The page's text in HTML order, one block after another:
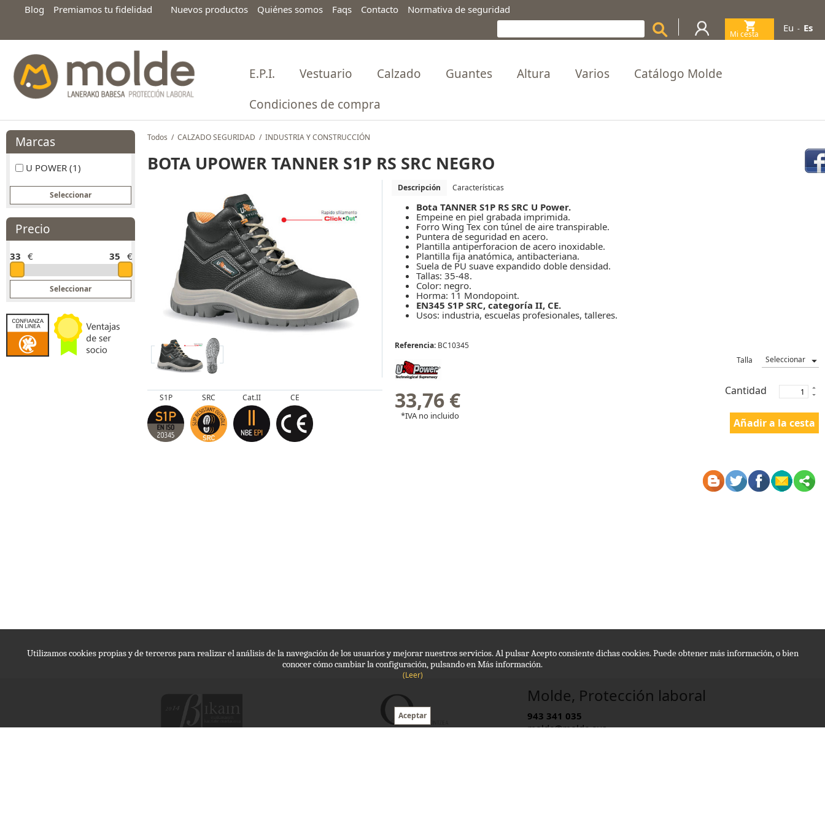
Utilizamos cookies propias y de terceros para realizar el análisis de la navegación de los usuarios y mejorar nuestros servicios. Al pulsar Acepto consiente dichas cookies. Puede obtener más información, o bien
conocer cómo cambiar la configuración, pulsando en Más información.
(Leer)
Blog Premiamos tu fidelidad Nuevos productos Quiénes somos Faqs Contacto Normativa de seguridad
Mi cesta
Eu - Es
E.P.I. Vestuario Calzado Guantes Altura Varios
Catálogo Molde
Condiciones de compra
Marcas
U POWER (1)
Precio
33 € 35 €
Todos / CALZADO SEGURIDAD / INDUSTRIA Y CONSTRUCCIÓN
BOTA UPOWER TANNER S1P RS SRC NEGRO
S1P SRC Cat.II CE
Descripción Características
Bota TANNER S1P RS SRC U Power.
Empeine en piel grabada imprimida.
Forro Wing Tex con túnel de aire transpirable.
Puntera de seguridad en acero.
Plantilla antiperforacion de acero inoxidable.
Plantilla fija anatómica, antibacteriana.
Suela de PU suave expandido doble densidad.
Tallas: 35-48.
Color: negro.
Horma: 11 Mondopoint.
EN345 S1P SRC, categoría II, CE.
Usos: industria, escuelas profesionales, talleres.
Referencia: BC10345
Talla
33,76 €
*IVA no incluido
Cantidad
Molde, Protección laboral
943 341 035
molde@molde.eus